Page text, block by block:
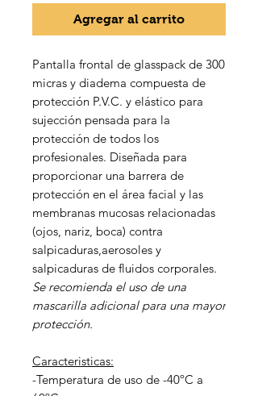
Agregar al carrito
Pantalla frontal de glasspack de 300
micras y diadema compuesta de
protección P.V.C. y elástico para
sujección pensada para la
protección de todos los
profesionales. Diseñada para
proporcionar una barrera de
protección en el área facial y las
membranas mucosas relacionadas
(ojos, nariz, boca) contra
salpicaduras,aerosoles y
salpicaduras de fluidos corporales.
Se recomienda el uso de una
mascarilla adicional para una mayor
protección.
Caracteristicas:
-Temperatura de uso de -40ºC a